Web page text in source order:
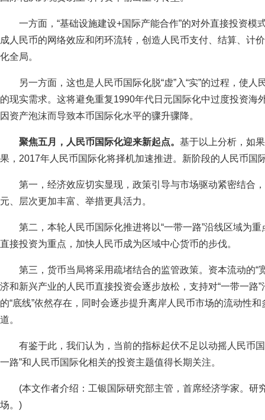
一方面，“基础设施建设+国际产能合作”的对外直接投资模
成人民币的网络效应和闭环流转，创造人民币支付、结算、计
化全局。
另一方面，这也是人民币国际化脱“虚”入“实”的过程，使
的现实需求。这将避免重复1990年代日元国际化中过度投资海
因资产泡沫而导致本币国际化水平的骤升骤降。
聚焦五月，人民币国际化迎来新起点。 基于以上分析，如
果，2017年人民币国际化将择机加速推进。新阶段的人民币国
第一，经济效应切实显现，政策引导与市场驱动紧密结合
元、层次更加丰富、举措更具活力。
第二，本轮人民币国际化推进将以“一带一路”沿线区域为
直接投资为重点，加快人民币成为区域中心货币的步伐。
第三，货币当局将采用疏堵结合的监管政策。资本流动的“
济和新兴产业的人民币直接投资会逐步放松，支持对“一带一路
的“底线”依然存在，同时会逐步提升离岸人民币市场的流动性
道。
有鉴于此，我们认为，当前的指标起伏不足以动摇人民币
一路”和人民币国际化相关的投资主题值得长期关注。
(本文作者介绍：工银国际研究部主管，首席经济学家。研
场。)